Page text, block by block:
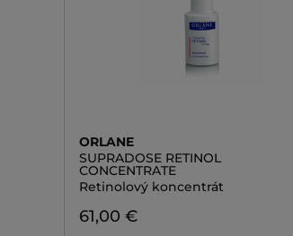
ORLANE
SUPRADOSE RETINOL
CONCENTRATE
Retinolový koncentrát
61,00 €